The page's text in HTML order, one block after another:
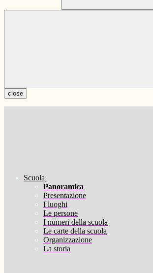
close
Scuola
Panoramica
Presentazione
I luoghi
Le persone
I numeri della scuola
Le carte della scuola
Organizzazione
La storia